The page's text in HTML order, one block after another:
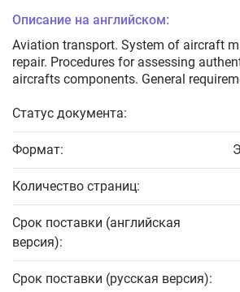
Описание на английском:
Aviation transport. System of aircraft
repair. Procedures for assessing
aircrafts components. General
Статус документа:
Формат:
Количество страниц:
Срок поставки (английская
версия):
Срок поставки (русская версия):